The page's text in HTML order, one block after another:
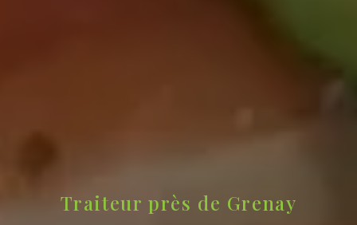
Traiteur près de Grenay